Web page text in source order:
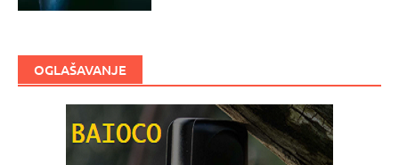
OGLAŠAVANJE